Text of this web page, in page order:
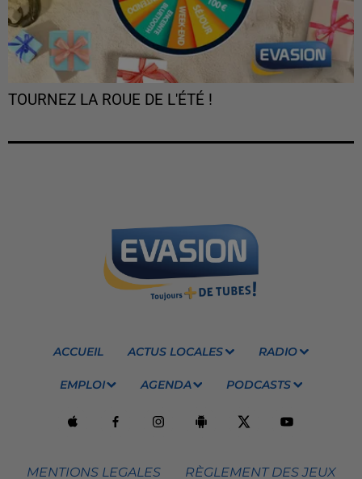
TOURNEZ LA ROUE DE L'ÉTÉ !
ACCUEIL ACTUS LOCALES RADIO
EMPLOI AGENDA PODCASTS
MENTIONS LEGALES RÈGLEMENT DES JEUX